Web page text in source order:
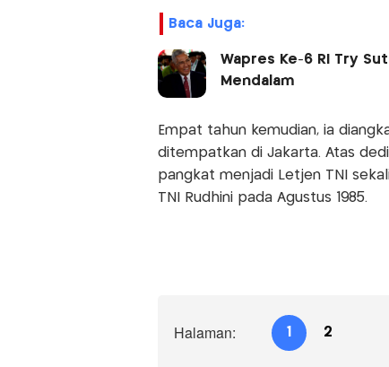
Baca Juga:
Wapres Ke-6 RI Try
Mendalam
Empat tahun kemudian, ia
ditempatkan di Jakarta. Atas
pangkat menjadi Letjen TNI
TNI Rudhini pada Agustus 1985.
Halaman: 1 2